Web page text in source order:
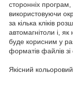
сторонніх
використовуючи
за кілька кліків
автомагнітоли і,
буде корисним у
форматів файлів
Якісний